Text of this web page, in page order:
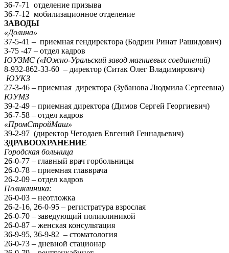
36-7-71 отделение призыва
36-7-12 мобилизационное отделение
ЗАВОДЫ
«Долина»
37-5-41 – приемная гендиректора (Бодрин Ринат Рашидович)
3-75 -47 – отдел кадров
ЮУЗМС («Южно-Уральский завод магниевых соединений)
8-932-862-33-60 – директор (Ситак Олег Владимирович)
ЮУКЗ
27-3-46 – приемная директора (Зубанова Людмила Сергеевна)
ЮУМЗ
39-2-49 – приемная директора (Димов Сергей Георгиевич)
36-7-58 – отдел кадров
«ПромСтройМаш»
39-2-97 (директор Чегодаев Евгений Геннадьевич)
ЗДРАВООХРАНЕНИЕ
Городская больница
26-0-77 – главный врач горбольницы
26-0-78 – приемная главврача
26-2-09 – отдел кадров
Поликлиника:
26-0-03 – неотложка
26-2-16, 26-0-95 – регистратура взрослая
26-0-70 – заведующий поликлиникой
26-0-87 – женская консультация
36-9-95, 36-9-82 – стоматология
26-0-73 – дневной стационар